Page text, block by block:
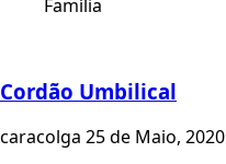
Família
Cordão Umbilical
caracolga 25 de Maio, 2020